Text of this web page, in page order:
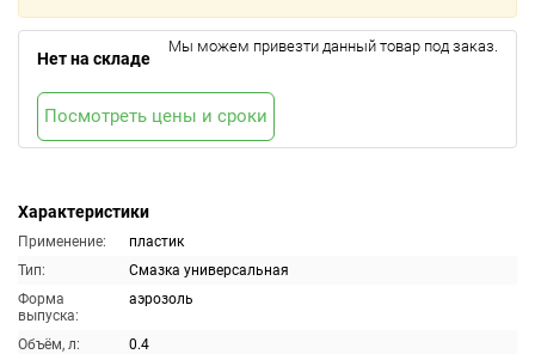
Характеристики
Применение:
пластик
Тип:
Смазка универсальная
Форма
выпуска:
аэрозоль
Объём, л:
0.4
Нет на складе
Мы можем привезти данный товар под заказ.
Посмотреть цены и сроки